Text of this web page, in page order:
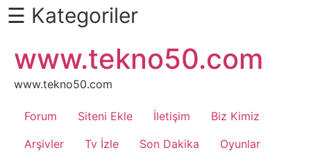
Daha
Fazlası
İçin
Kaydır
Android
☰ Kategoriler
atla
www.tekno50.com
www.tekno50.com
Forum Siteni Ekle İletişim
Biz Kimiz
Arşivler
Tv İzle Son Dakika
Oyunlar